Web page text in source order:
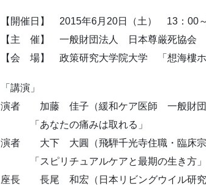
【開催日】 2015年6月20日（土） 13：00
【主 催】 一般財団法人 日本尊厳死協会
【会 場】 政策研究大学院大学 「想海樓ホ
「講演」
演者 加藤 佳子（緩和ケア医師 一般財団
「あなたの痛みは取れる」
演者 大下 大圓（飛騨千光寺住職・臨床宗
「スピリチュアルケアと最期の生き方」
座長 長尾 和宏（日本リビングウイル研究